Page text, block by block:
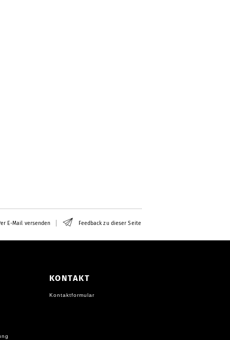
E-Mail versenden Feedback zu dieser Seite
KONTAKT
Kontaktformular